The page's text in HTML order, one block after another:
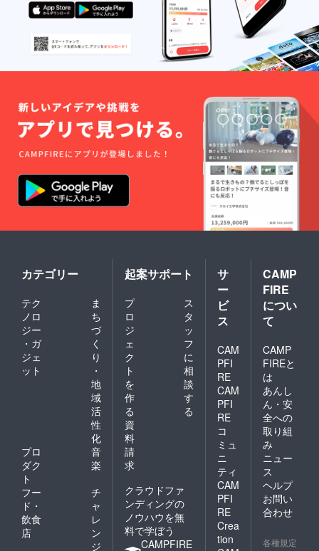
カテゴリー
テク
ノロ
ジー
・ガ
ジェ
ット
ま
ち
づ
く
り
・
地
域
活
性
化
プロ
ダク
ト
音
楽
フー
ド・
飲食
店
チ
ャ
レ
ン
ジ
起案サポート
プ
ロ
ジ
ェ
ク
ト
を
作
る
ス
タ
ッ
フ
に
相
談
す
る
資
料
請
求
クラウドファ
ンディングの
ノウハウを無
料で学ぼう
CAMPFIRE
サ
ー
ビ
ス
CAM
PFI
RE
CAM
PFI
RE
コ
ミュ
ニ
ティ
CAM
PFI
RE
Crea
tion
CAMP
FIRE
につい
て
CAMP
FIREと
は
あんし
ん・安
全への
取り組
み
ニュー
ス
ヘルプ
お問い
合わせ
各種規定